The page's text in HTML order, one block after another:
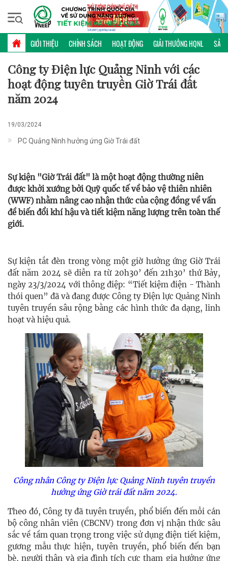
GIỚI THIỆU CHÍNH SÁCH HOẠT ĐỘNG GIẢI THƯỞNG HQNL SẢN
Thứ năm, 06/08/2026 | 22:41 GMT+7
60+
Công ty Điện lực Quảng Ninh với các
hoạt động tuyên truyền Giờ Trái đất
năm 2024
19/03/2024
PC Quảng Ninh hưởng ứng Giờ Trái đất
Sự kiện "Giờ Trái đất" là một hoạt động thường niên
được khởi xướng bởi Quỹ quốc tế về bảo vệ thiên nhiên
(WWF) nhằm nâng cao nhận thức của cộng đồng về vấn
đề biến đổi khí hậu và tiết kiệm năng lượng trên toàn thế
giới.
Sự kiện tắt đèn trong vòng một giờ hưởng ứng Giờ Trái
đất năm 2024 sẽ diễn ra từ 20h30’ đến 21h30’ thứ Bảy,
ngày 23/3/2024 với thông điệp: “Tiết kiệm điện - Thành
thói quen” đã và đang được Công ty Điện lực Quảng Ninh
tuyên truyền sâu rộng bằng các hình thức đa dạng, linh
hoạt và hiệu quả.
Công nhân Công ty Điện lực Quảng Ninh tuyên truyền
hưởng ứng Giờ trái đất năm 2024.
Theo đó, Công ty đã tuyên truyền, phổ biến đến mỗi cán
bộ công nhân viên (CBCNV) trong đơn vị nhận thức sâu
sắc về tầm quan trọng trong việc sử dụng điện tiết kiệm,
gương mẫu thực hiện, tuyên truyền, phổ biến đến bạn
bè, người thân và gia đình tích cực tham gia hưởng ứng